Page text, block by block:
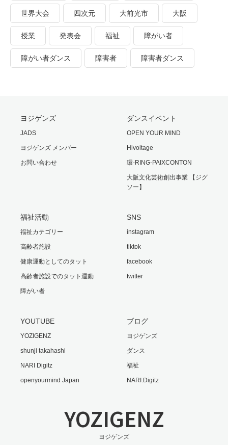
世界大会 四次元 大前光市 大阪
授業 発表会 福祉 障がい者
障がい者ダンス 障害者 障害者ダンス
ヨジゲンズ
JADS
ヨジゲンズ メンバー
お問い合わせ
ダンスイベント
OPEN YOUR MIND
Hivoltage
環-RING-PAIXCONTON
大阪文化芸術創出事業 【ジグ
ソー】
福祉活動
福祉カテゴリー
高齢者施設
健康運動としてのタット
高齢者施設でのタット運動
障がい者
SNS
instagram
tiktok
facebook
twitter
YOUTUBE
YOZIGENZ
shunji takahashi
NARI Digitz
openyourmind Japan
ブログ
ヨジゲンズ
ダンス
福祉
NARI.Digitz
YOZIGENZ
ヨジゲンズ